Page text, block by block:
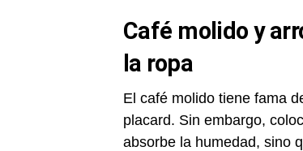
Café molido y
la ropa
El café molido tiene fama
placard. Sin embargo,
absorbe la humedad, sino